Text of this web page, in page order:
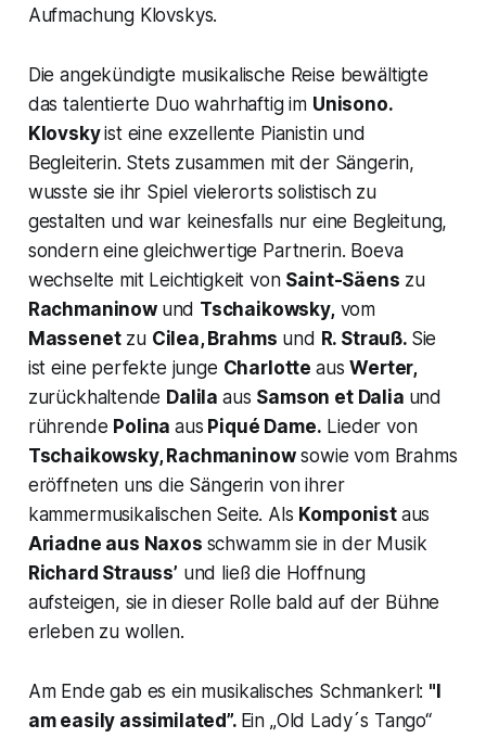
Aufmachung Klovskys.
Die angekündigte musikalische Reise bewältigte
das talentierte Duo wahrhaftig im Unisono.
Klovskyist eine exzellente Pianistin und
Begleiterin. Stets zusammen mit der Sängerin,
wusste sie ihr Spiel vielerorts solistisch zu
gestalten und war keinesfalls nur eine Begleitung,
sondern eine gleichwertige Partnerin. Boeva
wechselte mit Leichtigkeit von Saint-Säens zu
Rachmaninow und Tschaikowsky,vom
Massenetzu Cilea, Brahms und R. Strauß. Sie
ist eine perfekte junge Charlotte ausWerter,
zurückhaltende Dalila aus Samson et Dalia und
rührende Polina aus Piqué Dame. Lieder von
Tschaikowsky, Rachmaninowsowie vom Brahms
eröffneten uns die Sängerin von ihrer
kammermusikalischen Seite. Als Komponist aus
Ariadne aus Naxos schwamm sie in der Musik
Richard Strauss’ und ließ die Hoffnung
aufsteigen, sie in dieser Rolle bald auf der Bühne
erleben zu wollen.
Am Ende gab es ein musikalisches Schmankerl: "I
am easily assimilated”. Ein „Old Lady´s Tango“